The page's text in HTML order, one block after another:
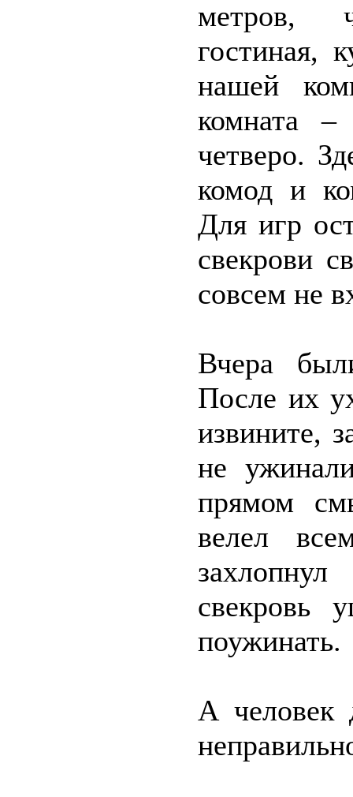
метров,
гостиная,
нашей
комната
четверо.
комод и
Для игр
свекрови
совсем не
Вчера
После их
извините,
не
прямом
велел
свекровь
поужинать.
А человек